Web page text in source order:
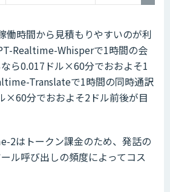
働時間から見積もりやすいのが利
Realtime-Whisperで1時間の会
ら0.017ドル×60分でおおよそ1
Translateで1時間の同時通訳
×60分でおおよそ2ドル前後が目
2はトークン課金のため、発話の
ル呼び出しの頻度によってコス